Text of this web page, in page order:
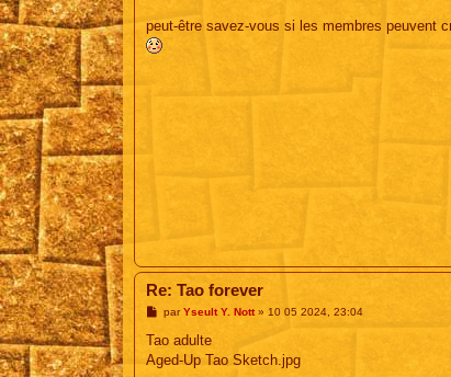
peut-être savez-vous si les membres peuvent
Re: Tao forever
M
s
a
parYseult Y. Nott» 10 05 2024, 23:04
Tao adulte
Aged-Up Tao Sketch.jpg